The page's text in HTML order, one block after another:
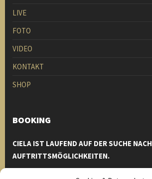
LIVE
FOTO
VIDEO
KONTAKT
SHOP
BOOKING
CIELA IST LAUFEND AUF DER SUCHE NACH
AUFTRITTSMÖGLICHKEITEN.